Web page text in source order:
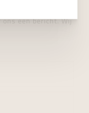
een bericht. Wij